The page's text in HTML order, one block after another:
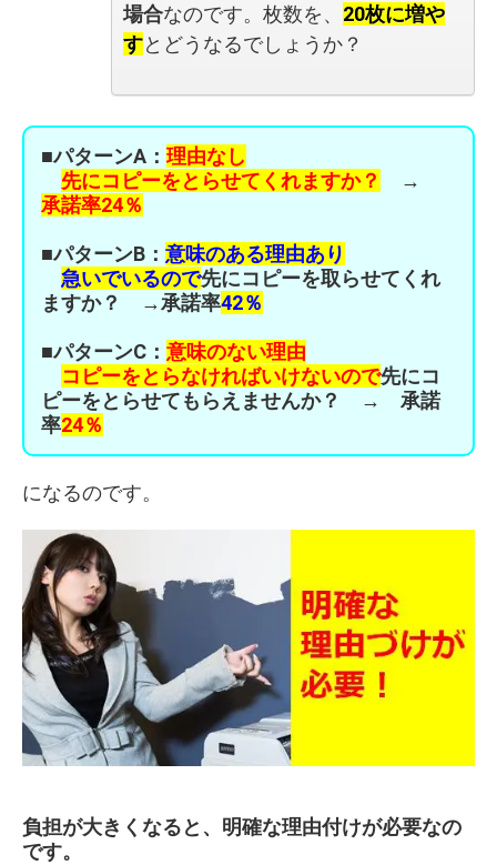
場合なのです。枚数を、 20枚に増や
すとどうなるでしょうか？
■パターンA： 理由なし
先にコピーをとらせてくれますか？
→
承諾率24％
■パターンB： 意味のある理由あり
急いでいるので先にコピーを取らせてくれ
ますか？ →承諾率42％
■パターンC： 意味のない理由
コピーをとらなければいけないので先にコ
ピーをとらせてもらえませんか？
→ 承諾
率24％
になるのです。
負担が大きくなると、明確な理由付けが必要なの
です。